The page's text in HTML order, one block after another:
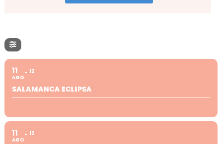
11
AGO
12
SALAMANCA ECLIPSA
11
AGO
12